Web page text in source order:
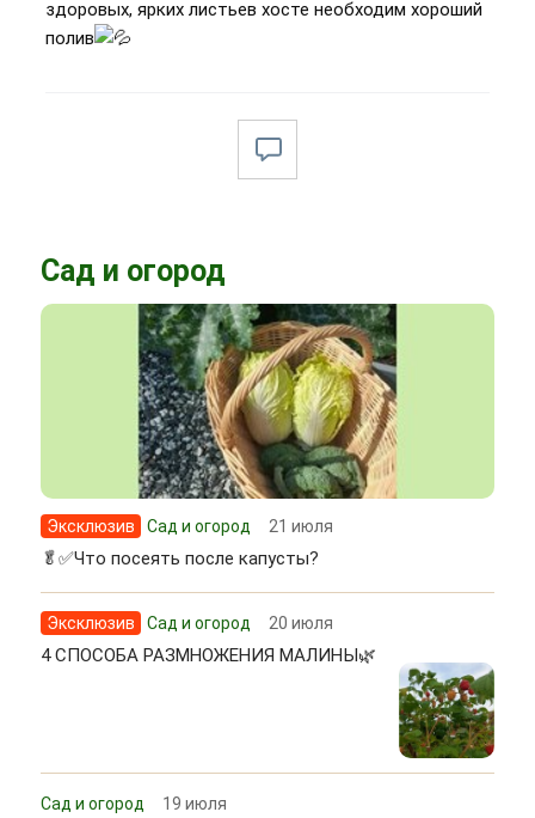
здоровых, ярких листьев хосте необходим хороший
полив
Сад и огород
Эксклюзив Сад и огород 21 июля
🥬✅Что посеять после капусты?
Эксклюзив Сад и огород 20 июля
4 СПОСОБА РАЗМНОЖЕНИЯ МАЛИНЫ🌿
Сад и огород 19 июля